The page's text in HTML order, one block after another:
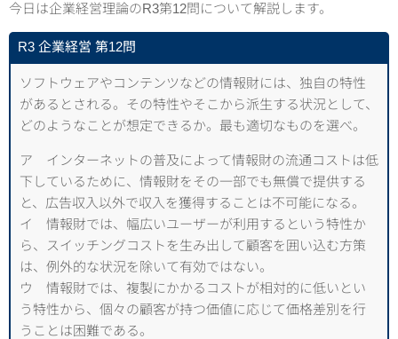
今日は企業経営理論のR3第12問について解説します。
R3 企業経営 第12問
ソフトウェアやコンテンツなどの情報財には、独自の特性
があるとされる。その特性やそこから派生する状況として、
どのようなことが想定できるか。最も適切なものを選べ。
ア インターネットの普及によって情報財の流通コストは低
下しているために、情報財をその一部でも無償で提供する
と、広告収入以外で収入を獲得することは不可能になる。
イ 情報財では、幅広いユーザーが利用するという特性か
ら、スイッチングコストを生み出して顧客を囲い込む方策
は、例外的な状況を除いて有効ではない。
ウ 情報財では、複製にかかるコストが相対的に低いとい
う特性から、個々の顧客が持つ価値に応じて価格差別を行
うことは困難である。